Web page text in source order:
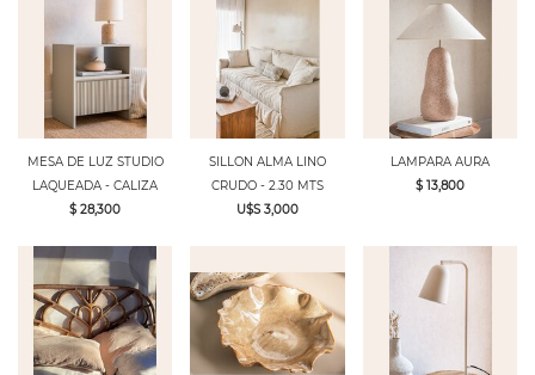
MESA DE LUZ STUDIO
LAQUEADA - CALIZA
$ 28,300
SILLON ALMA LINO
CRUDO - 2.30 MTS
U$S 3,000
LAMPARA AURA
$ 13,800